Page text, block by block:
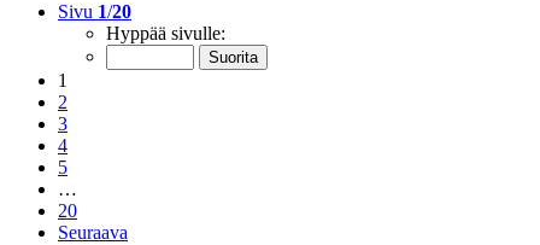
Sivu 1/20
Hyppää sivulle:
1
2
3
4
5
…
20
Seuraava